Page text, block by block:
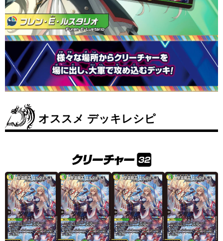
オススメ デッキレシピ